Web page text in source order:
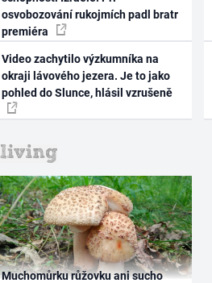
osvobozování rukojmích padl bratr
premiéra
Video zachytilo výzkumníka na
okraji lávového jezera. Je to jako
pohled do Slunce, hlásil vzrušeně
Muchomůrku růžovku ani sucho